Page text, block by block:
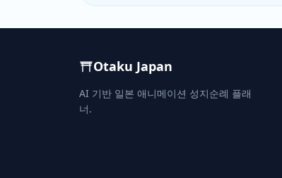
Otaku Japan
AI 기반 일본 애니메이션 성지순례 플래
너.